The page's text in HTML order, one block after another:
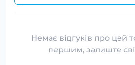
Немає відгуків про цей
першим, залиште